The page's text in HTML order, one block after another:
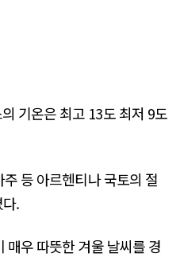
기온은 최고 13도 최저 9도
등 아르헨티나 국토의 절
.
매우 따뜻한 겨울 날씨를 경